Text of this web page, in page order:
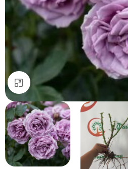
Натисніть, щоб збільшити